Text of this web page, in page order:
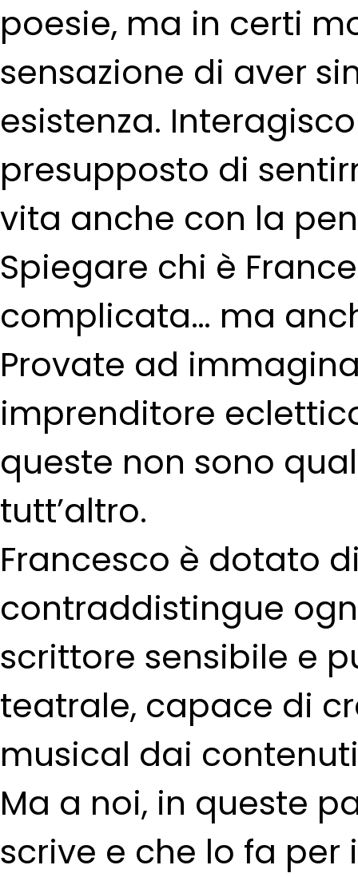
poesie, ma in certi
sensazione di aver
esistenza.
presupposto di
vita anche con la
Spiegare chi è
complicata… ma
Provate ad
imprenditore
queste non sono
tutt’altro.
Francesco è dotato
contraddistingue
scrittore sensibile e
teatrale, capace di
musical dai
Ma a noi, in queste
scrive e che lo fa per